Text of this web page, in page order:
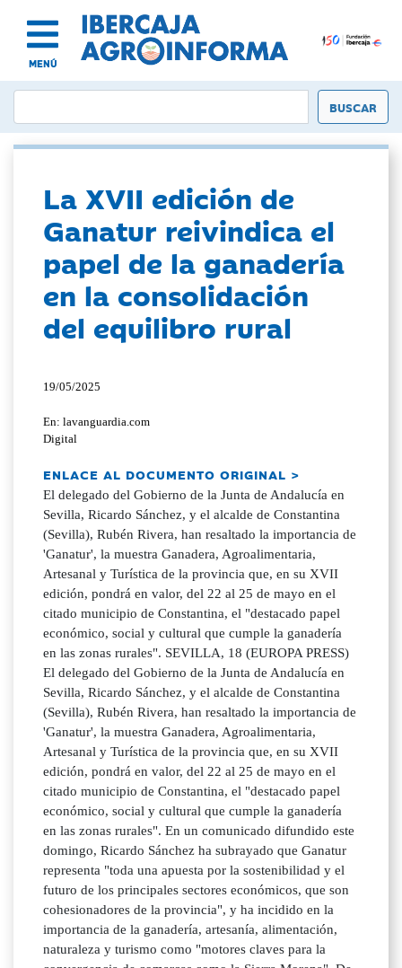
MENÚ
La XVII edición de
Ganatur reivindica el
papel de la ganadería
en la consolidación
del equilibro rural
19/05/2025
En: lavanguardia.com
Digital
ENLACE AL DOCUMENTO ORIGINAL >
El delegado del Gobierno de la Junta de Andalucía en
Sevilla, Ricardo Sánchez, y el alcalde de Constantina
(Sevilla), Rubén Rivera, han resaltado la importancia de
'Ganatur', la muestra Ganadera, Agroalimentaria,
Artesanal y Turística de la provincia que, en su XVII
edición, pondrá en valor, del 22 al 25 de mayo en el
citado municipio de Constantina, el "destacado papel
económico, social y cultural que cumple la ganadería
en las zonas rurales". SEVILLA, 18 (EUROPA PRESS)
El delegado del Gobierno de la Junta de Andalucía en
Sevilla, Ricardo Sánchez, y el alcalde de Constantina
(Sevilla), Rubén Rivera, han resaltado la importancia de
'Ganatur', la muestra Ganadera, Agroalimentaria,
Artesanal y Turística de la provincia que, en su XVII
edición, pondrá en valor, del 22 al 25 de mayo en el
citado municipio de Constantina, el "destacado papel
económico, social y cultural que cumple la ganadería
en las zonas rurales". En un comunicado difundido este
domingo, Ricardo Sánchez ha subrayado que Ganatur
representa "toda una apuesta por la sostenibilidad y el
futuro de los principales sectores económicos, que son
cohesionadores de la provincia", y ha incidido en la
importancia de la ganadería, artesanía, alimentación,
naturaleza y turismo como "motores claves para la